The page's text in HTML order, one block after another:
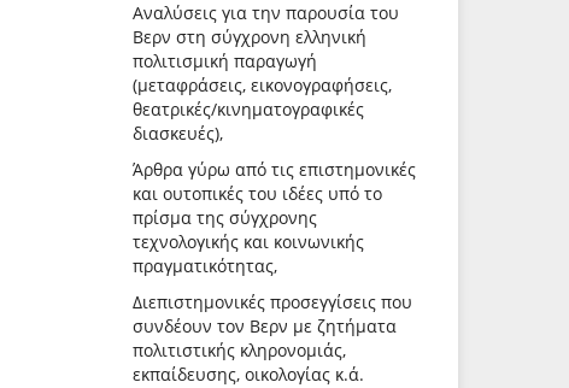
Αναλύσεις για την παρουσία του
Βερν στη σύγχρονη ελληνική
πολιτισμική παραγωγή
(μεταφράσεις, εικονογραφήσεις,
θεατρικές/κινηματογραφικές
διασκευές),
Άρθρα γύρω από τις επιστημονικές
και ουτοπικές του ιδέες υπό το
πρίσμα της σύγχρονης
τεχνολογικής και κοινωνικής
πραγματικότητας,
Διεπιστημονικές προσεγγίσεις που
συνδέουν τον Βερν με ζητήματα
πολιτιστικής κληρονομιάς,
εκπαίδευσης, οικολογίας κ.ά.